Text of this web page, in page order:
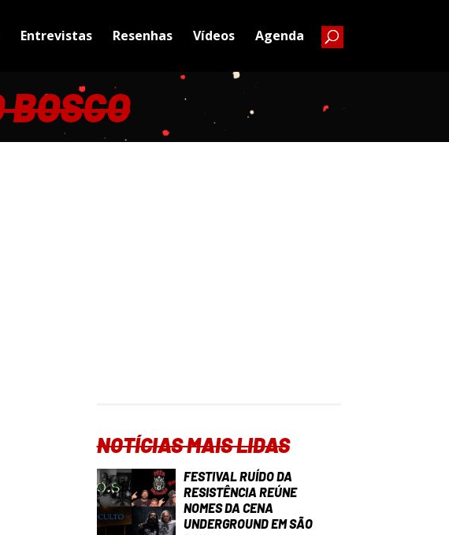
Entrevistas Resenhas Vídeos Agenda
NOTÍCIAS MAIS LIDAS
FESTIVAL RUÍDO DA
RESISTÊNCIA REÚNE
NOMES DA CENA
UNDERGROUND EM SÃO